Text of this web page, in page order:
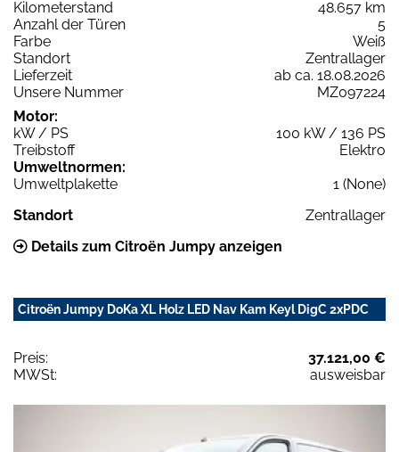
Kilometerstand
48.657 km
Anzahl der Türen
5
Farbe
Weiß
Standort
Zentrallager
Lieferzeit
ab ca. 18.08.2026
Unsere Nummer
MZ097224
Motor:
kW / PS
100 kW / 136 PS
Treibstoff
Elektro
Umweltnormen:
Umweltplakette
1 (None)
Standort
Zentrallager
Details zum Citroën Jumpy anzeigen
Citroën Jumpy DoKa XL Holz LED Nav Kam Keyl DigC 2xPDC
Preis:
37.121,00 €
MWSt:
ausweisbar